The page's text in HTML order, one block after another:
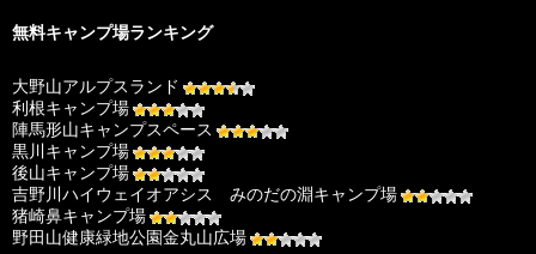
無料キャンプ場ランキング
大野山アルプスランド
利根キャンプ場
陣馬形山キャンプスペース
黒川キャンプ場
後山キャンプ場
吉野川ハイウェイオアシス みのだの淵キャンプ場
猪崎鼻キャンプ場
野田山健康緑地公園金丸山広場